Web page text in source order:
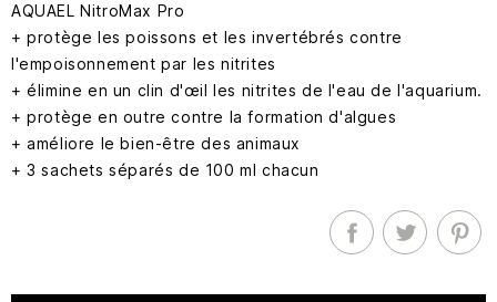
AQUAEL NitroMax Pro
+ protège les poissons et les invertébrés contre
l'empoisonnement par les nitrites
+ élimine en un clin d'œil les nitrites de l'eau de l'aquarium.
+ protège en outre contre la formation d'algues
+ améliore le bien-être des animaux
+ 3 sachets séparés de 100 ml chacun